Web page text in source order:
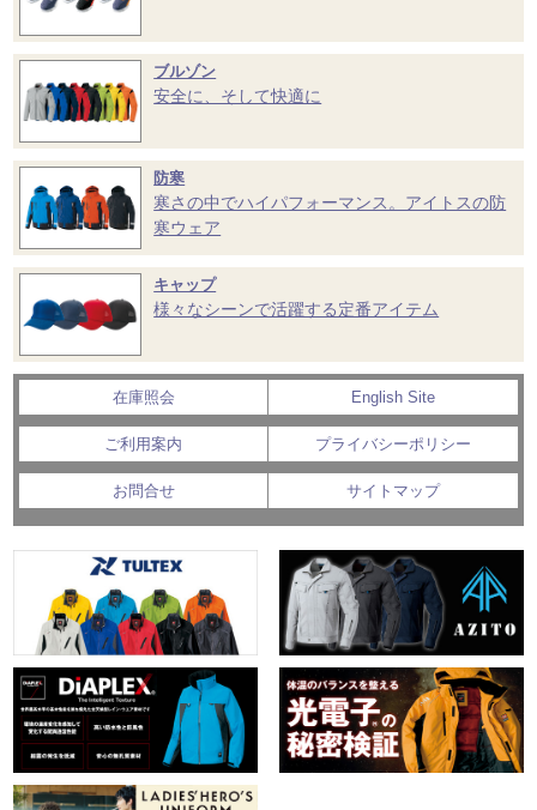
ブルゾン
安全に、そして快適に
防寒
寒さの中でハイパフォーマンス。アイトスの防
寒ウェア
キャップ
様々なシーンで活躍する定番アイテム
在庫照会 English Site
ご利用案内 プライバシーポリシー
お問合せ サイトマップ